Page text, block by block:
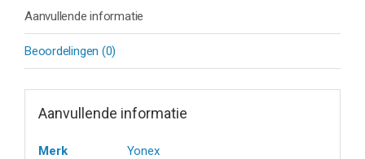
Aanvullende informatie
Beoordelingen (0)
Aanvullende informatie
Merk
Yonex